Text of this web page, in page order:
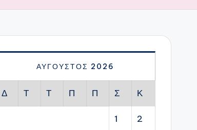
ΑΎΓΟΥΣΤΟΣ 2026
Δ Τ Τ Π Π Σ Κ
1 2